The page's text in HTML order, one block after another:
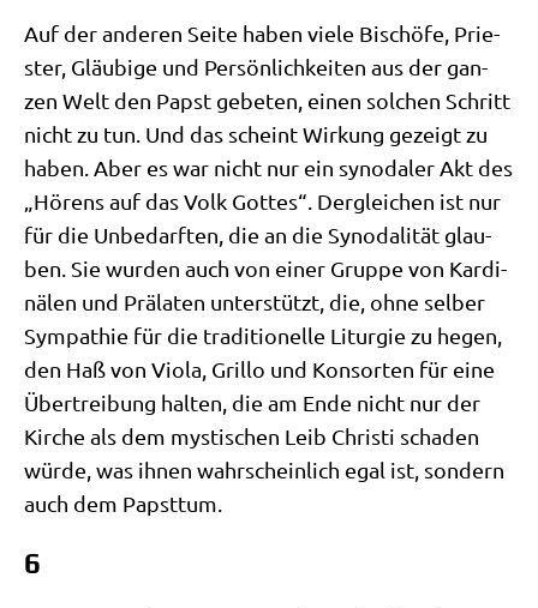
Auf der ande­ren Sei­te haben vie­le Bischö­fe, Prie­
ster, Gläu­bi­ge und Per­sön­lich­kei­ten aus der gan­
zen Welt den Papst gebe­ten, einen sol­chen Schritt
nicht zu tun. Und das scheint Wir­kung gezeigt zu
haben. Aber es war nicht nur ein syn­oda­ler Akt des
„Hörens auf das Volk Got­tes“. Der­glei­chen ist nur
für die Unbe­darf­ten, die an die Syn­oda­li­tät glau­
ben. Sie wur­den auch von einer Grup­pe von Kar­di­
nä­len und Prä­la­ten unter­stützt, die, ohne sel­ber
Sym­pa­thie für die tra­di­tio­nel­le Lit­ur­gie zu hegen,
den Haß von Vio­la, Gril­lo und Kon­sor­ten für eine
Über­trei­bung hal­ten, die am Ende nicht nur der
Kir­che als dem mysti­schen Leib Chri­sti scha­den
wür­de, was ihnen wahr­schein­lich egal ist, son­dern
auch dem Papsttum.
6